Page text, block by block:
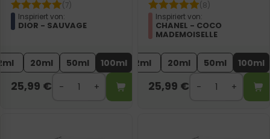
(7)
Inspiriert von:
DIOR - SAUVAGE
20ml 50ml 100ml
25,99 €
(8)
Inspiriert von:
CHANEL - COCO
MADEMOISELLE
2ml 20ml 50ml 100ml
25,99 €